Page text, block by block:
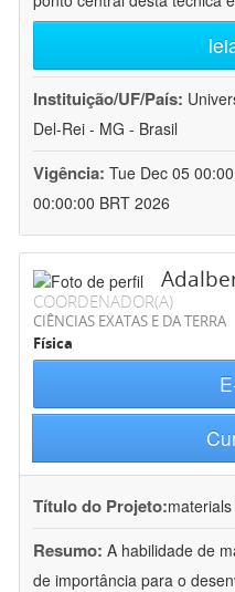
Instituição/UF/País:
Del-Rei - MG - Brasil
Vigência: Tue Dec 05
00:00:00 BRT 2026
COORDENADOR(A)
CIÊNCIAS EXATAS E DA TERRA
Física
Título do Projeto:
Resumo: A habilidade de
de importância para o